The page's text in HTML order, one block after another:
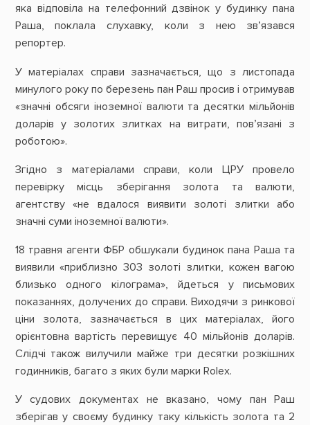
яка відповіла на телефонний дзвінок у будинку пана
Раша, поклала слухавку, коли з нею зв’язався
репортер.
У матеріалах справи зазначається, що з листопада
минулого року по березень пан Раш просив і отримував
«значні обсяги іноземної валюти та десятки мільйонів
доларів у золотих злитках на витрати, пов’язані з
роботою».
Згідно з матеріалами справи, коли ЦРУ провело
перевірку місць зберігання золота та валюти,
агентству «не вдалося виявити золоті злитки або
значні суми іноземної валюти».
18 травня агенти ФБР обшукали будинок пана Раша та
виявили «приблизно 303 золоті злитки, кожен вагою
близько одного кілограма», йдеться у письмових
показаннях, долучених до справи. Виходячи з ринкової
ціни золота, зазначається в цих матеріалах, його
орієнтовна вартість перевищує 40 мільйонів доларів.
Слідчі також вилучили майже три десятки розкішних
годинників, багато з яких були марки Rolex.
У судових документах не вказано, чому пан Раш
зберігав у своєму будинку таку кількість золота та 2